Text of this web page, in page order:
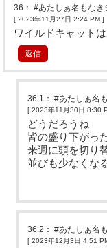
36 ：#あたしぁ名もなき
[ 2023年11月27日 2:24 PM ]
ワイルドキャット
返信
36.1 ：#あたしぁ名
[ 2023年11月30日 8:30
どうだろうね
皆の盛り下がっ
来週に頭を切り
並びも少なくな
36.2 ：#あたしぁ名
[ 2023年12月3日 4:51